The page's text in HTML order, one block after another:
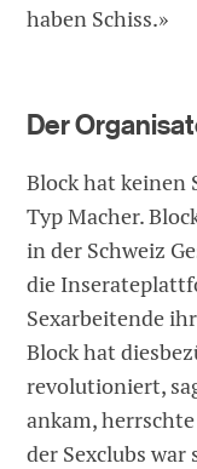
haben Schiss.»
Der
Block hat keinen
Typ Macher.
in der Schweiz
die
Sexarbeitende
Block hat
revolutioniert,
ankam,
der Sexclubs war